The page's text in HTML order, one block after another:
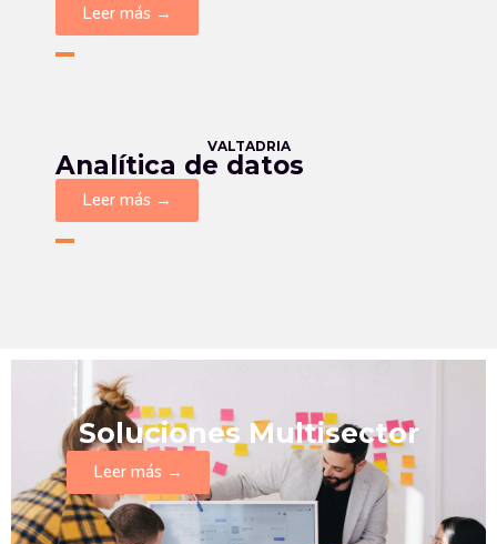
Leer más →
VALTADRIA
Analítica de datos
Leer más →
Soluciones Multisector
Leer más →